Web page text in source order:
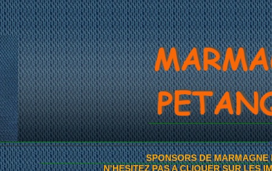
SPONSORS DE MARMAGNE
N'HESITEZ PAS A CLIQUER SUR LES